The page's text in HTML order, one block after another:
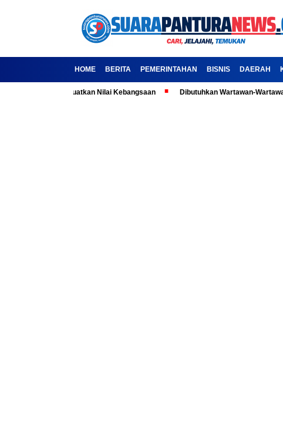
HOME BERITA PEMERINTAHAN BISNIS DAERAH
Media Kuatkan Nilai Kebangsaan Dibutuhkan Wartawan-Wartawati